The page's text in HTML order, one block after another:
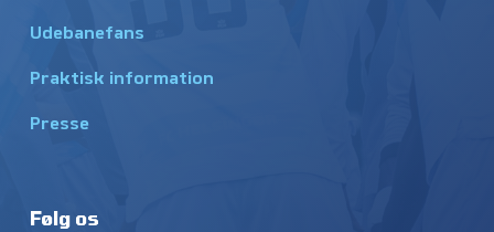
Udebanefans
Praktisk information
Presse
Følg os